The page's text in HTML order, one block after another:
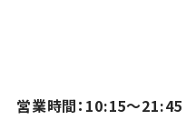
営業時間：10:15～21:45